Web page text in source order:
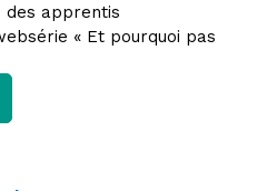
des apprentis
« Et pourquoi pas